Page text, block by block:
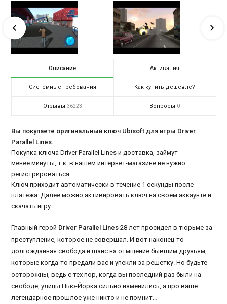
Описание Активация
Системные требования Как купить дешевле?
Отзывы 36223 Вопросы 0
Вы покупаете оригинальный ключ Ubisoft для игры Driver
Parallel Lines.
Покупка ключа Driver Parallel Lines и доставка, займут
менее минуты, т.к. в нашем интернет-магазине не нужно
регистрироваться.
Ключ приходит автоматически в течение 1 секунды после
платежа. Далее можно активировать ключ на своём аккаунте и
скачать игру.
Главный герой Driver Parallel Lines 28 лет просидел в тюрьме за
преступление, которое не совершал. И вот наконец-то
долгожданная свобода и шанс на отмщение бывшим друзьям,
которые когда-то предали вас и упекли за решетку. Но будьте
осторожны, ведь с тех пор, когда вы последний раз были на
свободе, улицы Нью-Йорка сильно изменились, а про ваше
легендарное прошлое уже никто и не помнит…